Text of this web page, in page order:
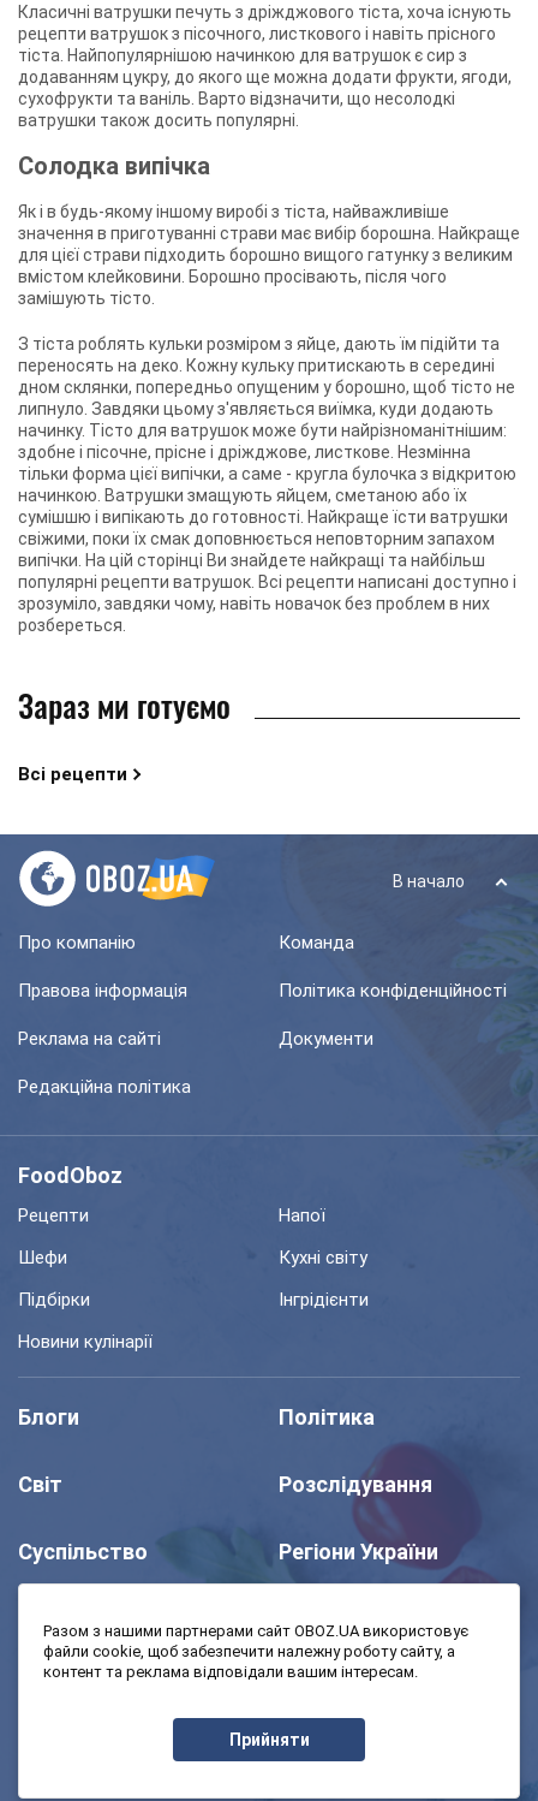
Класичні ватрушки печуть з дріжджового тіста, хоча існують
рецепти ватрушок з пісочного, листкового і навіть прісного
тіста. Найпопулярнішою начинкою для ватрушок є сир з
додаванням цукру, до якого ще можна додати фрукти, ягоди,
сухофрукти та ваніль. Варто відзначити, що несолодкі
ватрушки також досить популярні.
Солодка випічка
Як і в будь-якому іншому виробі з тіста, найважливіше
значення в приготуванні страви має вибір борошна. Найкраще
для цієї страви підходить борошно вищого гатунку з великим
вмістом клейковини. Борошно просівають, після чого
замішують тісто.
З тіста роблять кульки розміром з яйце, дають їм підійти та
переносять на деко. Кожну кульку притискають в середині
дном склянки, попередньо опущеним у борошно, щоб тісто не
липнуло. Завдяки цьому з'являється виїмка, куди додають
начинку. Тісто для ватрушок може бути найрізноманітнішим:
здобне і пісочне, прісне і дріжджове, листкове. Незмінна
тільки форма цієї випічки, а саме - кругла булочка з відкритою
начинкою. Ватрушки змащують яйцем, сметаною або їх
сумішшю і випікають до готовності. Найкраще їсти ватрушки
свіжими, поки їх смак доповнюється неповторним запахом
випічки. На цій сторінці Ви знайдете найкращі та найбільш
популярні рецепти ватрушок. Всі рецепти написані доступно і
зрозуміло, завдяки чому, навіть новачок без проблем в них
розбереться.
Зараз ми готуємо
Всі рецепти
В начало
Про компанію Команда
Правова інформація Політика конфіденційності
Реклама на сайті Документи
Редакційна політика
FoodOboz
Рецепти
Напої
Шефи
Кухні світу
Підбірки
Інгрідієнти
Новини кулінарії
Блоги Політика
Світ Розслідування
Суспільство Регіони України
Моя школа Авто
Економіка
Разом з нашими партнерами сайт OBOZ.UA використовує
файли cookie, щоб забезпечити належну роботу сайту, а
контент та реклама відповідали вашим інтересам.
Прийняти